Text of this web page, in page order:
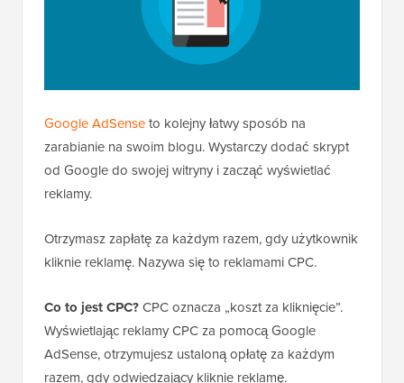
Google AdSenseto kolejny łatwy sposób na
zarabianie na swoim blogu. Wystarczy dodać skrypt
od Google do swojej witryny i zacząć wyświetlać
reklamy.
Otrzymasz zapłatę za każdym razem, gdy użytkownik
kliknie reklamę. Nazywa się to reklamami CPC.
Co to jest CPC?CPC oznacza „koszt za kliknięcie”.
Wyświetlając reklamy CPC za pomocą Google
AdSense, otrzymujesz ustaloną opłatę za każdym
razem, gdy odwiedzający kliknie reklamę.